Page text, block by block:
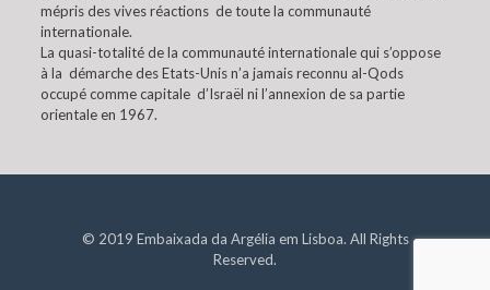
mépris des vives réactions de toute la communauté
internationale.
La quasi-totalité de la communauté internationale qui s’oppose
à la démarche des Etats-Unis n’a jamais reconnu al-Qods
occupé comme capitale d’Israël ni l’annexion de sa partie
orientale en 1967.
© 2019 Embaixada da Argélia em Lisboa. All Rights
Reserved.